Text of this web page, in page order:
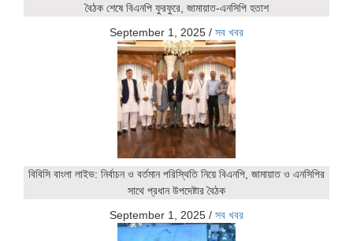
বৈঠক শেষে বিএনপি ফুরফুরে, জামায়াত-এনসিপি হতাশ
September 1, 2025 / সব খবর
বিবিসি বাংলা লাইভ: নির্বাচন ও বর্তমান পরিস্থিতি নিয়ে বিএনপি, জামায়াত ও এনসিপির
সাথে প্রধান উপদেষ্টার বৈঠক
September 1, 2025 / সব খবর